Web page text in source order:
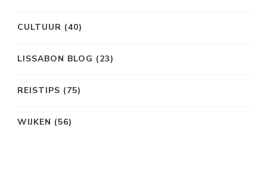
CULTUUR (40)
LISSABON BLOG (23)
REISTIPS (75)
WIJKEN (56)